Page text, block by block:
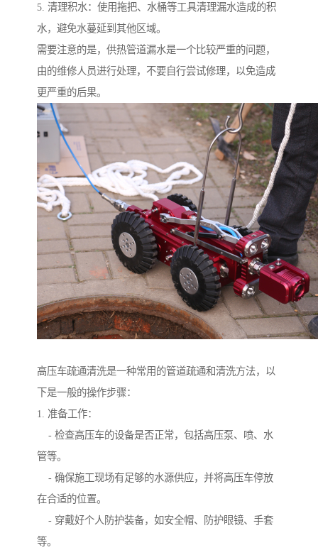
5. 清理积水：使用拖把、水桶等工具清理漏水造成的积
水，避免水蔓延到其他区域。
需要注意的是，供热管道漏水是一个比较严重的问题，
由的维修人员进行处理，不要自行尝试修理，以免造成
更严重的后果。
高压车疏通清洗是一种常用的管道疏通和清洗方法，以
下是一般的操作步骤：
1. 准备工作：
- 检查高压车的设备是否正常，包括高压泵、喷、水
管等。
- 确保施工现场有足够的水源供应，并将高压车停放
在合适的位置。
- 穿戴好个人防护装备，如安全帽、防护眼镜、手套
等。